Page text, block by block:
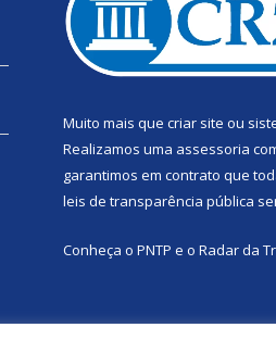
Muito mais que criar site ou
Realizamos uma assessoria
garantimos em contrato que
leis de transparência pública
Conheça o PNTP e o Radar da